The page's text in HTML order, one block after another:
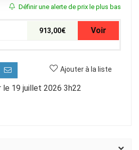
Définir une alerte de prix le plus bas
913,00€ Voir
Ajouter à la liste
le 19 juillet 2026 3h22